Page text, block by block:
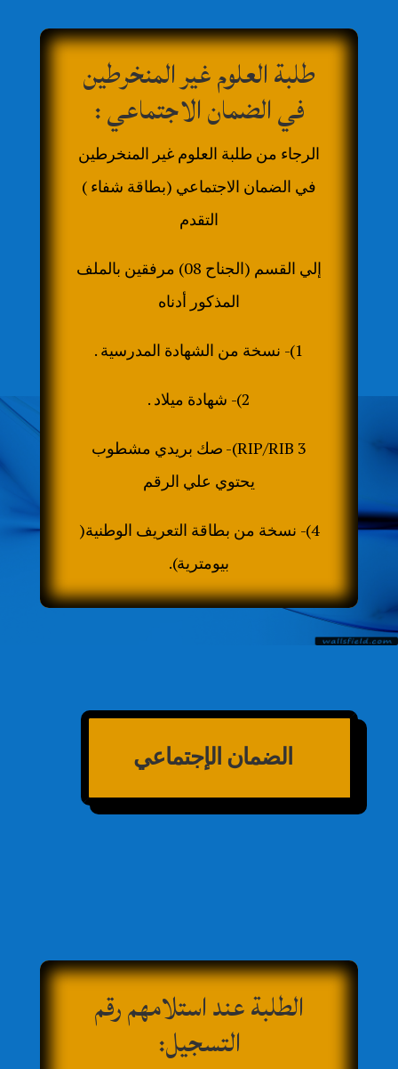
طلبة العلوم غير المنخرطين
في الضمان الاجتماعي :
الرجاء من طلبة العلوم غير المنخرطين
في الضمان الاجتماعي (بطاقة شفاء )
التقدم
إلي القسم (الجناح 08) مرفقين بالملف
المذكور أدناه
1)- نسخة من الشهادة المدرسية .
2)- شهادة ميلاد .
RIP/RIB 3)- صك بريدي مشطوب
يحتوي علي الرقم
4)- نسخة من بطاقة التعريف الوطنية(
بيومترية).
الضمان الإجتماعي
الطلبة عند استلامهم رقم
التسجيل: